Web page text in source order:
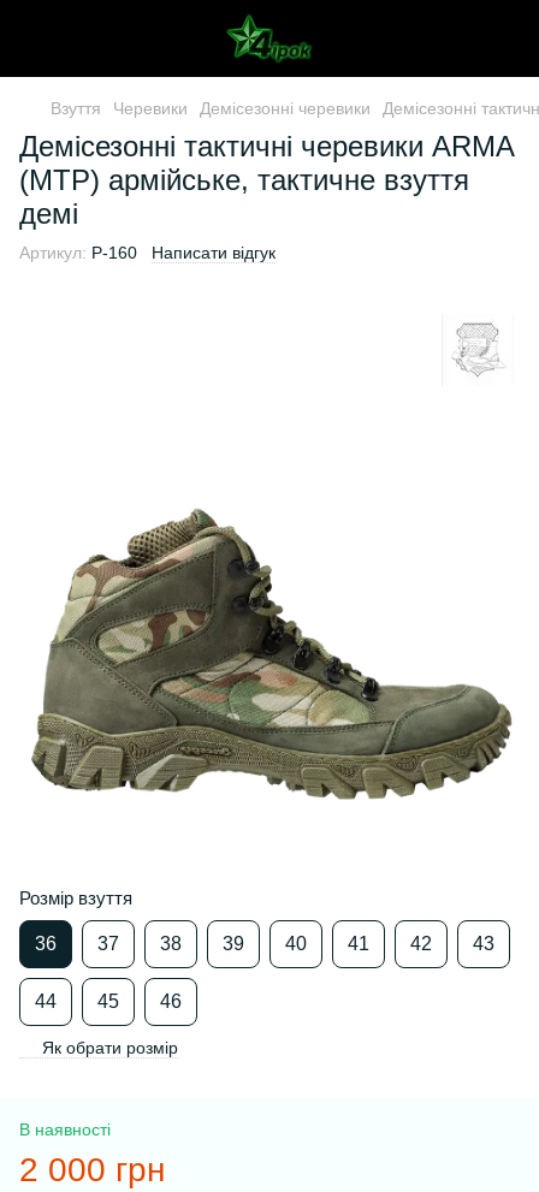
Взуття Черевики Демісезонні черевики Демісезонні
Демісезонні тактичні черевики ARMA
(MTP) армійське, тактичне взуття
демі
Артикул: P-160 Написати відгук
Розмір взуття
36 37 38 39 40 41 42 43
44 45 46
Як обрати розмір
В наявності
2 000 грн